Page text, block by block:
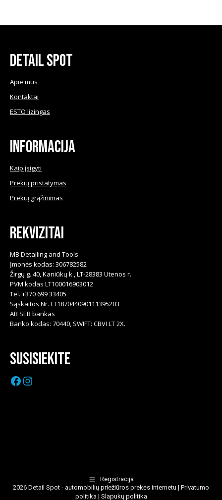
Detail Spot
Apie mus
Kontaktai
ESTO lizingas
Informacija
Kaip įsigyti
Prekių pristatymas
Prekių grąžinimas
Rekvizitai
MB Detailing and Tools
Įmonės kodas: 306782582
Žirgų g. 40, Kaniūkų k., LT-28383 Utenos r.
PVM kodas LT100016903012
Tel. +370 699 33405
Sąskaitos Nr. LT187044090111395203
AB SEB bankas
Banko kodas: 70440, SWIFT: CBVI LT 2X.
Susisiekite
Facebook
Instagram
Registracija
2026 Detail Spot - automobilių priežiūros prekės internetu | Privatumo
politika| Slapukų politika